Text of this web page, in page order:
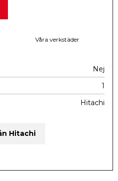
Våra verkstäder
Nej
1
Hitachi
Hitachi